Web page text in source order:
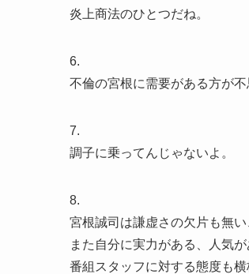
炎上商法のひとつだね。
6.
不倫の宮根に需要がある方が不
7.
調子に乗ってんじゃないよ。
8.
宮根誠司は謙虚さの欠片も無
また自分に実力がある、人気
番組スタッフに対する態度も